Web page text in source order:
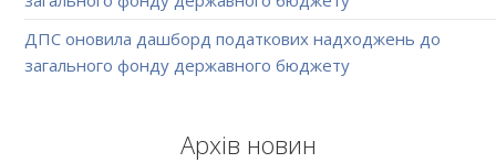
ДПС оновила дашборд податкових надходжень до
загального фонду державного бюджету
Архів новин